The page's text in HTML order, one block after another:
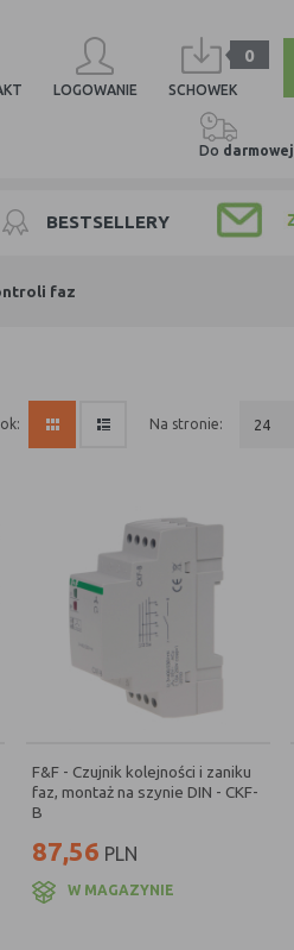
LOGOWANIE
0
SCHOWEK
Do darmowej
BESTSELLERY
faz
na stronie: 24
F&F - Czujnik kolejności i zaniku
faz, montaż na szynie DIN - CKF-
B
87,56 PLN
W MAGAZYNIE